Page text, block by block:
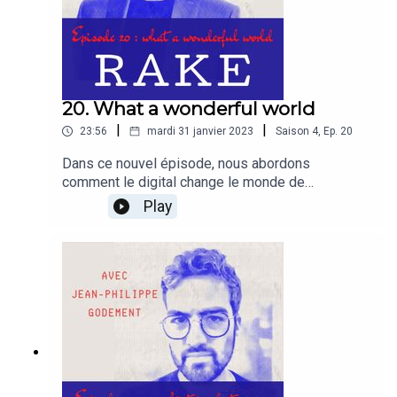
20. What a wonderful world
23:56 mardi 31 janvier 2023 Saison 4, Ep. 20
Dans ce nouvel épisode, nous abordons
comment le digital change le monde de
l'entreprise. Avec Arnaud CONSTANCIAS nous
échangeons sur le management via les outils
digitaux
Play